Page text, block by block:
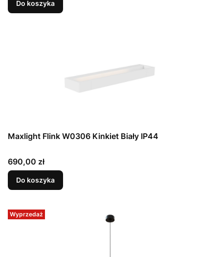
Do koszyka
Maxlight Flink W0306 Kinkiet Biały IP44
Cena
690,00 zł
Do koszyka
Wyprzedaż